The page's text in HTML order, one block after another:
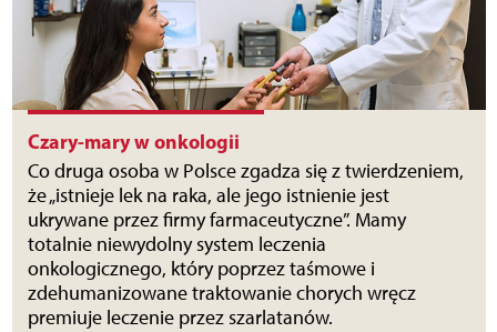
Czary-mary w onkologii
Co druga osoba w Polsce zgadza się z twierdzeniem,
że „istnieje lek na raka, ale jego istnienie jest
ukrywane przez firmy farmaceutyczne”. Mamy
totalnie niewydolny system leczenia
onkologicznego, który poprzez taśmowe i
zdehumanizowane traktowanie chorych wręcz
premiuje leczenie przez szarlatanów.